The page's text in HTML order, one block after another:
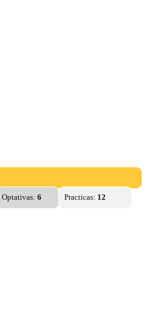
Optativas:6 Practicas: 12